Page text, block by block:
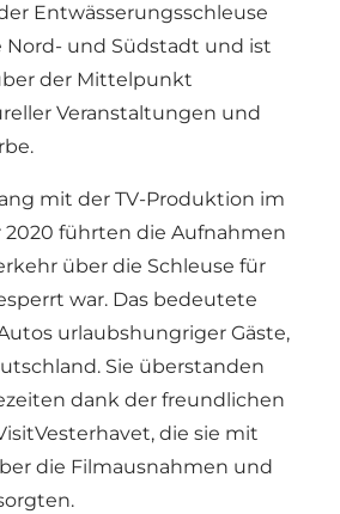
Entwässerungsschleuse
Nord- und Südstadt und ist
der Mittelpunkt
Veranstaltungen und
mit der TV-Produktion im
2020 führten die Aufnahmen
über die Schleuse für
war. Das bedeutete
urlaubshungriger Gäste,
Sie überstanden
dank der freundlichen
die sie mit
die Filmausnahmen und